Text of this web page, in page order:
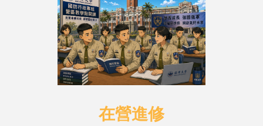
在營進修